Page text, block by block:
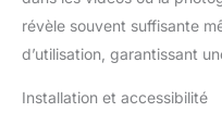
révèle souvent suffisante
d’utilisation, garantissant
Installation et accessibilité